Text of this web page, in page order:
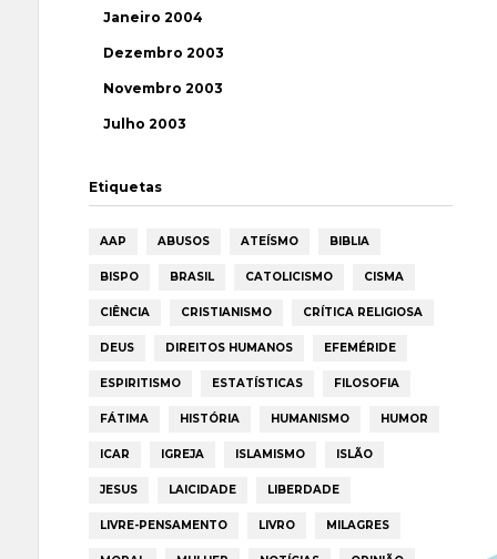
Janeiro 2004
Dezembro 2003
Novembro 2003
Julho 2003
Etiquetas
AAP ABUSOS ATEÍSMO BIBLIA
BISPO BRASIL CATOLICISMO CISMA
CIÊNCIA CRISTIANISMO CRÍTICA RELIGIOSA
DEUS DIREITOS HUMANOS EFEMÉRIDE
ESPIRITISMO ESTATÍSTICAS FILOSOFIA
FÁTIMA HISTÓRIA HUMANISMO HUMOR
ICAR IGREJA ISLAMISMO ISLÃO
JESUS LAICIDADE LIBERDADE
LIVRE-PENSAMENTO LIVRO MILAGRES